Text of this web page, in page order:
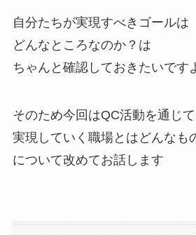
自分たちが実現すべきゴールは
どんなところなのか？は
ちゃんと確認しておきたいです
そのため今回はQC活動を通じて
実現していく職場とはどんなも
について改めてお話します